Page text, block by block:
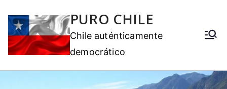
PURO CHILE
Chile auténticamente
democrático